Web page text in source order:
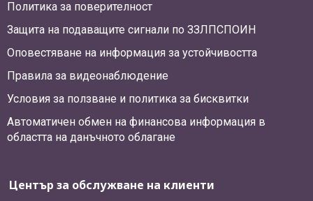
Политика за поверителност
Защита на подаващите сигнали по ЗЗЛПСПОИН
Оповестяване на информация за устойчивостта
Правила за видеонаблюдение
Условия за ползване и политика за бисквитки
Автоматичен обмен на финансова информация в
областта на данъчното облагане
Център за обслужване на клиенти